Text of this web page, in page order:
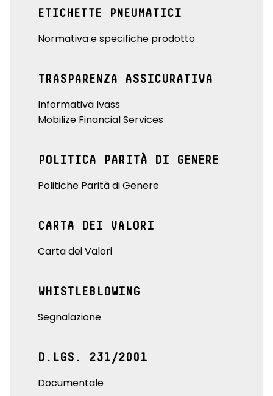
ETICHETTE PNEUMATICI
Normativa e specifiche prodotto
TRASPARENZA ASSICURATIVA
Informativa Ivass
Mobilize Financial Services
POLITICA PARITÀ DI GENERE
Politiche Parità di Genere
CARTA DEI VALORI
Carta dei Valori
WHISTLEBLOWING
Segnalazione
D.LGS. 231/2001
Documentale